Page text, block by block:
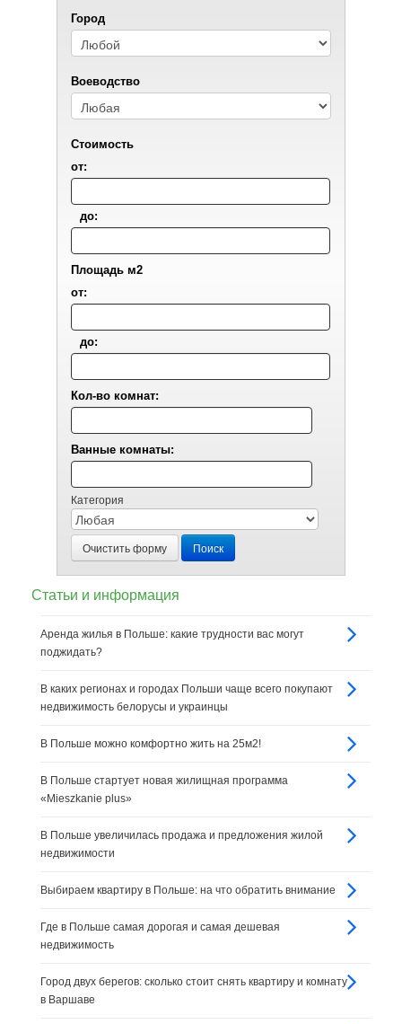
Город
Воеводствo
Стоимость
от:
до:
Площадь м2
от:
до:
Кол-во комнат:
Ванные комнаты:
Категория
Очистить форму Поиск
Статьи и информация
Аренда жилья в Польше: какие трудности вас могут
поджидать?
В каких регионах и городах Польши чаще всего покупают
недвижимость белорусы и украинцы
В Польше можно комфортно жить на 25м2!
В Польше стартует новая жилищная программа
«Mieszkanie plus»
В Польше увеличилась продажа и предложения жилой
недвижимости
Выбираем квартиру в Польше: на что обратить внимание
Где в Польше самая дорогая и самая дешевая
недвижимость
Город двух берегов: сколько стоит снять квартиру и комнату
в Варшаве